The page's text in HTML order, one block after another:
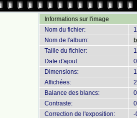
Informations sur l'image
Nom du fichier:
Nom de l'album:
Taille du fichier:
Date d'ajout:
Dimensions:
Affichées:
Balance des blancs:
0
Contraste:
0
Correction de l'exposition:
-